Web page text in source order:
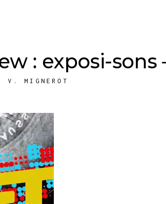
: exposi-sons
V. MIGNEROT